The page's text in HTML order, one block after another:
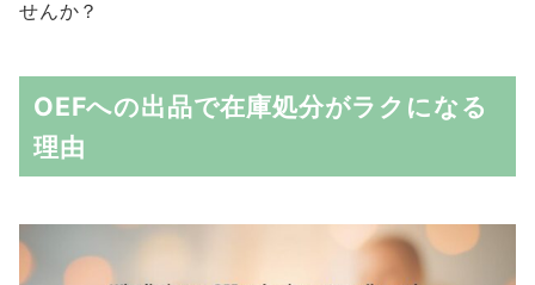
せんか？
OEFへの出品で在庫処分がラクになる
理由